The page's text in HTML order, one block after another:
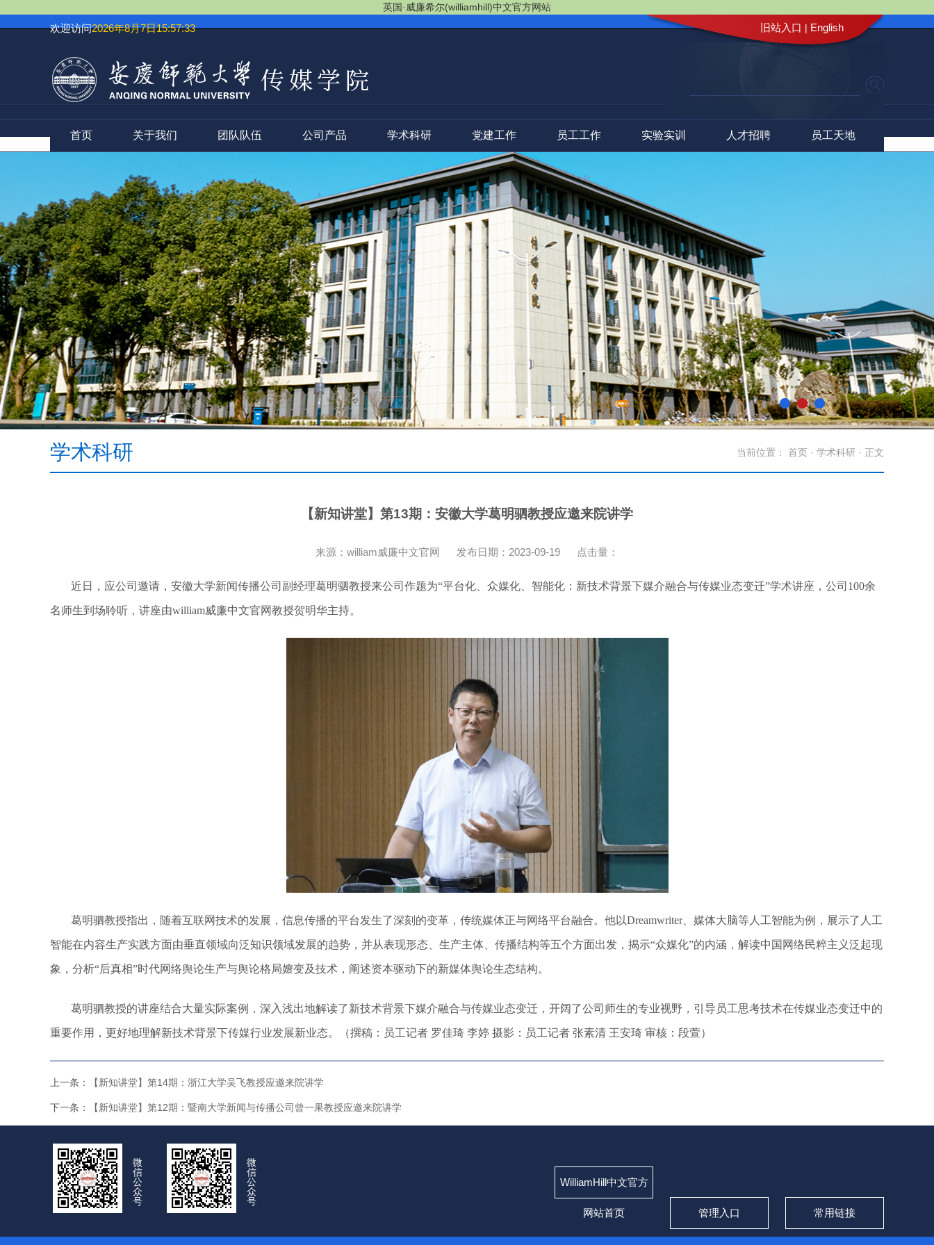
英国·威廉希尔(williamhill)中文官方网站
欢迎访问2026年8月7日15:57:34 旧站入口 | English
首页 关于我们 团队队伍 公司产品 学术科研 党建工作 员工工作 实验实训 人才招聘 员工天地
当前位置： 首页 · 学术科研 · 正文
学术科研
【新知讲堂】第13期：安徽大学葛明驷教授应邀来院讲学
来源：william威廉中文官网 发布日期：2023-09-19 点击量：
近日，应公司邀请，安徽大学新闻传播公司副经理葛明驷教授来公司作题为“平台化、众媒化、智能化：新技术背景下媒介融合与传媒业态变迁”学术讲座，公司100余
名师生到场聆听，讲座由william威廉中文官网教授贺明华主持。
葛明驷教授指出，随着互联网技术的发展，信息传播的平台发生了深刻的变革，传统媒体正与网络平台融合。他以Dreamwriter、媒体大脑等人工智能为例，展示了人工
智能在内容生产实践方面由垂直领域向泛知识领域发展的趋势，并从表现形态、生产主体、传播结构等五个方面出发，揭示“众媒化”的内涵，解读中国网络民粹主义泛起现
象，分析“后真相”时代网络舆论生产与舆论格局嬗变及技术，阐述资本驱动下的新媒体舆论生态结构。
葛明驷教授的讲座结合大量实际案例，深入浅出地解读了新技术背景下媒介融合与传媒业态变迁，开阔了公司师生的专业视野，引导员工思考技术在传媒业态变迁中的
重要作用，更好地理解新技术背景下传媒行业发展新业态。（撰稿：员工记者 罗佳琦 李婷 摄影：员工记者 张素清 王安琦 审核：段萱）
上一条： 【新知讲堂】第14期：浙江大学吴飞教授应邀来院讲学
下一条： 【新知讲堂】第12期：暨南大学新闻与传播公司曾一果教授应邀来院讲学
WilliamHill中文官方
网站首页 管理入口 常用链接
微
信
公
众
号
微
信
公
众
号